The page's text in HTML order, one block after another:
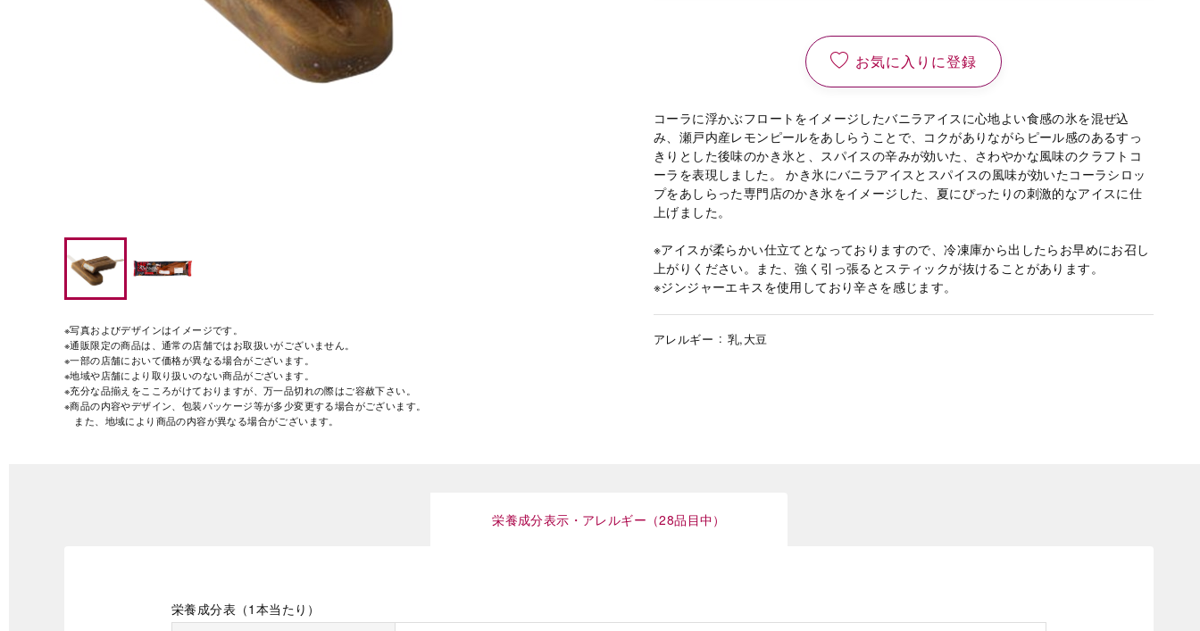
※写真およびデザインはイメージです。
※通販限定の商品は、通常の店舗ではお取扱いがございません。
※一部の店舗において価格が異なる場合がございます。
※地域や店舗により取り扱いのない商品がございます。
※充分な品揃えをこころがけておりますが、万一品切れの際はご容赦下さい。
※商品の内容やデザイン、包装パッケージ等が多少変更する場合がございます。
また、地域により商品の内容が異なる場合がございます。
お気に入りに登録
コーラに浮かぶフロートをイメージしたバニラアイスに心地よい食感の氷を混ぜ込
み、瀬戸内産レモンピールをあしらうことで、コクがありながらピール感のあるすっ
きりとした後味のかき氷と、スパイスの辛みが効いた、さわやかな風味のクラフトコ
ーラを表現しました。 かき氷にバニラアイスとスパイスの風味が効いたコーラシロッ
プをあしらった専門店のかき氷をイメージした、夏にぴったりの刺激的なアイスに仕
上げました。
※アイスが柔らかい仕立てとなっておりますので、冷凍庫から出したらお早めにお召し
上がりください。また、強く引っ張るとスティックが抜けることがあります。
※ジンジャーエキスを使用しており辛さを感じます。
アレルギー 乳,大豆
栄養成分表示・アレルギー（28品目中）
栄養成分表（1本当たり）